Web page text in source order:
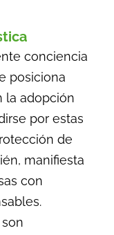
conciencia
posiciona
la adopción
por estas
de
manifiesta
con